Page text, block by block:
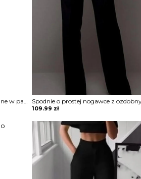
Spodnie o luźnym kroju wiązane w pasie
109.99 zł